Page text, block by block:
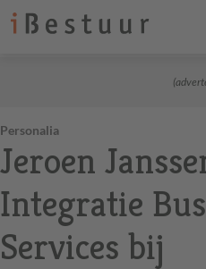
Personalia
Jeroen
Integratie
Services bij